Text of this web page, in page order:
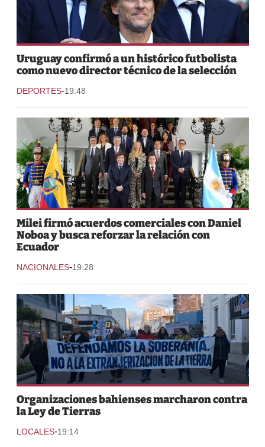
Uruguay confirmó a un histórico futbolista
como nuevo director técnico de la selección
DEPORTES-19:48
Milei firmó acuerdos comerciales con Daniel
Noboa y busca reforzar la relación con
Ecuador
NACIONALES-19:28
Organizaciones bahienses marcharon contra
la Ley de Tierras
LOCALES-19:14